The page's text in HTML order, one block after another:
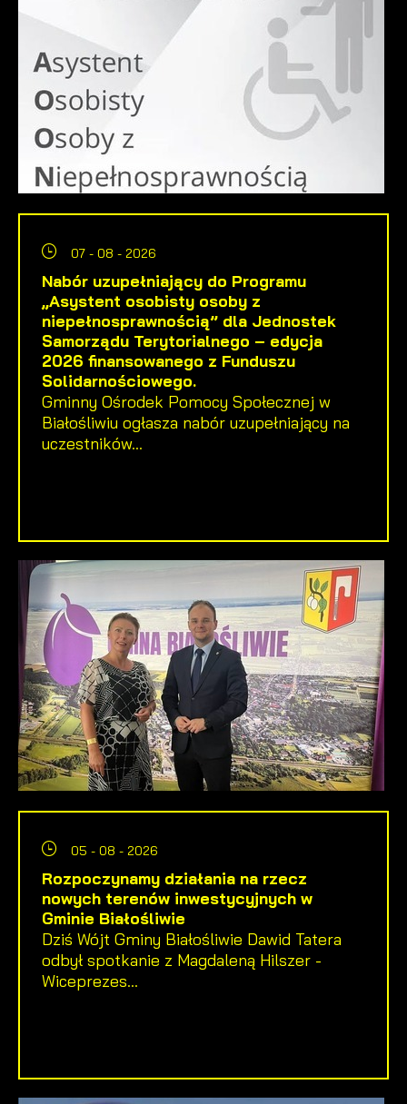
07 - 08 - 2026
Nabór uzupełniający do Programu
„Asystent osobisty osoby z
niepełnosprawnością” dla Jednostek
Samorządu Terytorialnego – edycja
2026 finansowanego z Funduszu
Solidarnościowego.
Gminny Ośrodek Pomocy Społecznej w
Białośliwiu ogłasza nabór uzupełniający na
uczestników...
05 - 08 - 2026
Rozpoczynamy działania na rzecz
nowych terenów inwestycyjnych w
Gminie Białośliwie
Dziś Wójt Gminy Białośliwie Dawid Tatera
odbył spotkanie z Magdaleną Hilszer -
Wiceprezes...